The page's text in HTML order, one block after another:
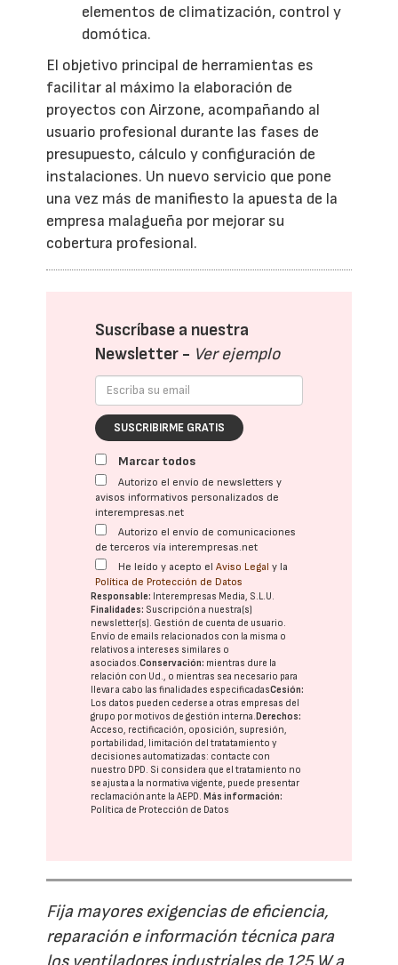
elementos de climatización, control y
domótica.
El objetivo principal de herramientas es
facilitar al máximo la elaboración de
proyectos con Airzone, acompañando al
usuario profesional durante las fases de
presupuesto, cálculo y configuración de
instalaciones. Un nuevo servicio que pone
una vez más de manifiesto la apuesta de la
empresa malagueña por mejorar su
cobertura profesional.
Suscríbase a nuestra
Newsletter - Ver ejemplo
SUSCRIBIRME GRATIS
Marcar todos
Autorizo el envío de newsletters y
avisos informativos personalizados de
interempresas.net
Autorizo el envío de comunicaciones
de terceros vía interempresas.net
He leído y acepto elAviso Legal y la
Política de Protección de Datos
Responsable: Interempresas Media, S.L.U.
Finalidades: Suscripción a nuestra(s)
newsletter(s). Gestión de cuenta de usuario.
Envío de emails relacionados con la misma o
relativos a intereses similares o
asociados.Conservación: mientras dure la
relación con Ud., o mientras sea necesario para
llevar a cabo las finalidades especificadasCesión:
Los datos pueden cederse a otras empresas del
grupo por motivos de gestión interna.Derechos:
Acceso, rectificación, oposición, supresión,
portabilidad, limitación del tratatamiento y
decisiones automatizadas: contacte con
nuestro DPD. Si considera que el tratamiento no
se ajusta a la normativa vigente, puede presentar
reclamación ante laAEPD.Más información:
Política de Protección de Datos
Fija mayores exigencias de eficiencia,
reparación e información técnica para